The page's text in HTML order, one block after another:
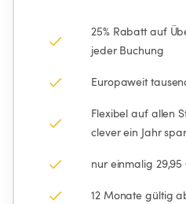
25% Rabatt auf
jeder Buchung
Europaweit
Flexibel auf allen
clever ein Jahr
nur einmalig
12 Monate gültig